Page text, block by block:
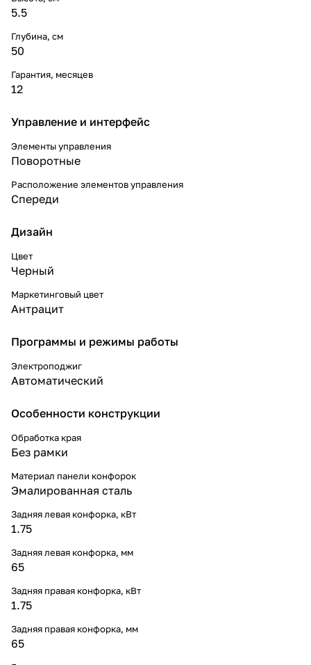
5.5
Глубина, см
50
Гарантия, месяцев
12
Управление и интерфейс
Элементы управления
Поворотные
Расположение элементов управления
Спереди
Дизайн
Цвет
Черный
Маркетинговый цвет
Антрацит
Программы и режимы работы
Электроподжиг
Автоматический
Особенности конструкции
Обработка края
Без рамки
Материал панели конфорок
Эмалированная сталь
Задняя левая конфорка, кВт
1.75
Задняя левая конфорка, мм
65
Задняя правая конфорка, кВт
1.75
Задняя правая конфорка, мм
65